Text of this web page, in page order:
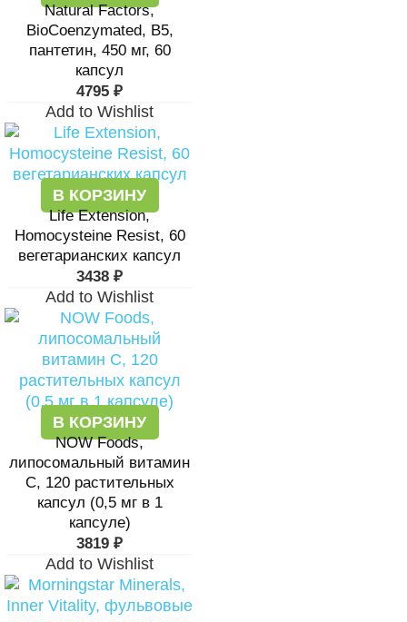
Natural Factors,
BioCoenzymated, B5,
пантетин, 450 мг, 60
капсул
4795 ₽
Add to Wishlist
В КОРЗИНУ
Life Extension,
Homocysteine Resist, 60
вегетарианских капсул
3438 ₽
Add to Wishlist
В КОРЗИНУ
NOW Foods,
липосомальный витамин
C, 120 растительных
капсул (0,5 мг в 1
капсуле)
3819 ₽
Add to Wishlist